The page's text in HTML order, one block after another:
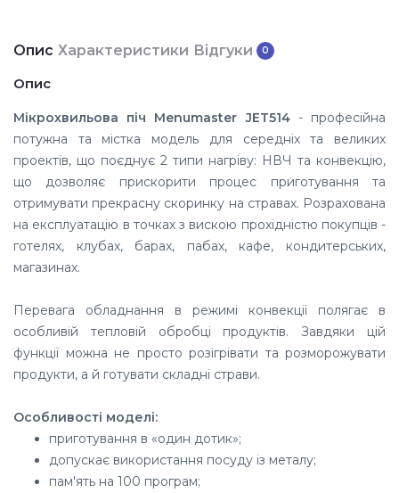
Опис Характеристики Відгуки 0
Опис
Мікрохвильова піч Menumaster JET514- професійна
потужна та містка модель для середніх та великих
проектів, що поєднує 2 типи нагріву: НВЧ та конвекцію,
що дозволяє прискорити процес приготування та
отримувати прекрасну скоринку на стравах. Розрахована
на експлуатацію в точках з вискою прохідністю покупців -
готелях, клубах, барах, пабах, кафе, кондитерських,
магазинах.
Перевага обладнання в режимі конвекції полягає в
особливій тепловій обробці продуктів. Завдяки цій
функції можна не просто розігрівати та розморожувати
продукти, а й готувати складні страви.
Особливості моделі:
приготування в «один дотик»;
допускає використання посуду із металу;
пам'ять на 100 програм;